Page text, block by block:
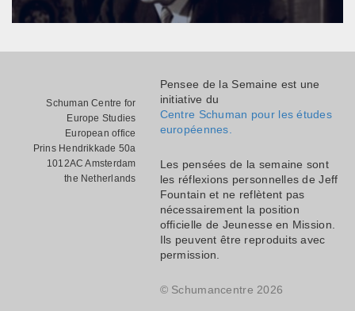
Schuman Centre for
Europe Studies
European office
Prins Hendrikkade 50a
1012AC Amsterdam
the Netherlands
Pensee de la Semaine est une
initiative du
Centre Schuman pour les études
européennes.
Les pensées de la semaine sont
les réflexions personnelles de Jeff
Fountain et ne reflètent pas
nécessairement la position
officielle de Jeunesse en Mission.
Ils peuvent être reproduits avec
permission.
© Schumancentre 2026